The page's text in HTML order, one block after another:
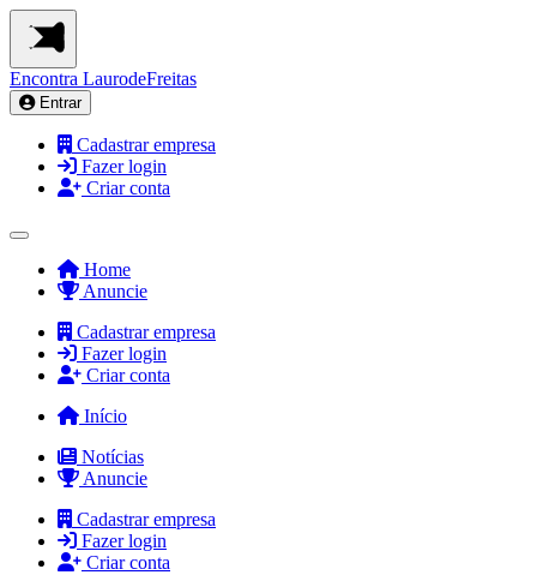
Encontra LaurodeFreitas
Entrar
Cadastrar empresa
Fazer login
Criar conta
Home
Anuncie
Cadastrar empresa
Fazer login
Criar conta
Início
Notícias
Anuncie
Cadastrar empresa
Fazer login
Criar conta